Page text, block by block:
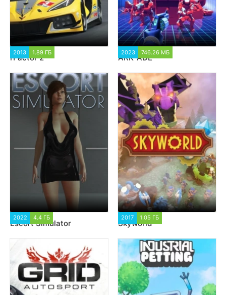
2013 1.89 ГБ
rFactor 2
2023 746.26 МБ
ARK-ADE
2022 4.4 ГБ
Escort Simulator
2017 1.05 ГБ
Skyworld